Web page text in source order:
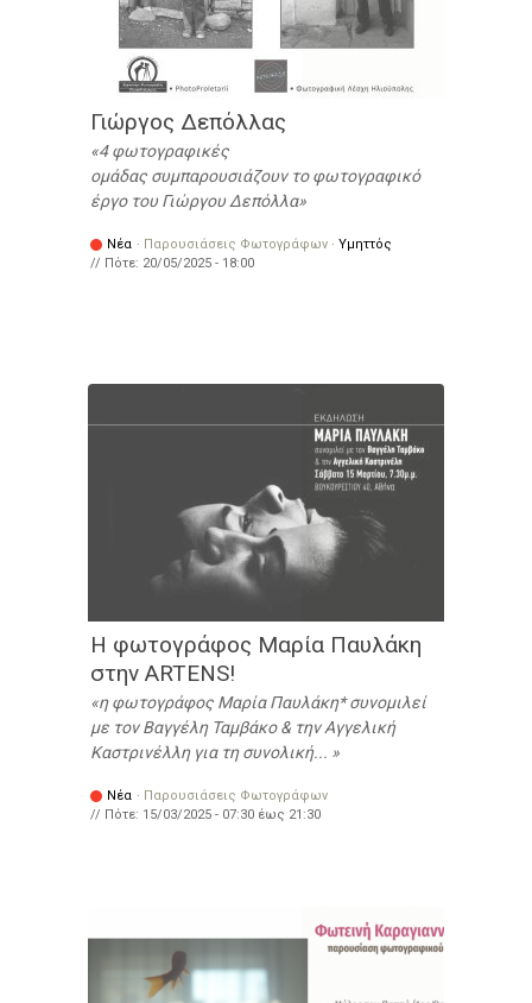
Γιώργος Δεπόλλας
4 φωτογραφικές
ομάδας συμπαρουσιάζουν το φωτογραφικό
έργο του Γιώργου Δεπόλλα
Νέα · Παρουσιάσεις Φωτογράφων · Υμηττός
// Πότε: 20/05/2025 - 18:00
Η φωτογράφος Μαρία Παυλάκη
στην ARTENS!
η φωτογράφος Μαρία Παυλάκη* συνομιλεί
με τον Βαγγέλη Ταμβάκο & την Αγγελική
Καστρινέλλη για τη συνολική...
Νέα · Παρουσιάσεις Φωτογράφων
// Πότε: 15/03/2025 - 07:30 έως 21:30